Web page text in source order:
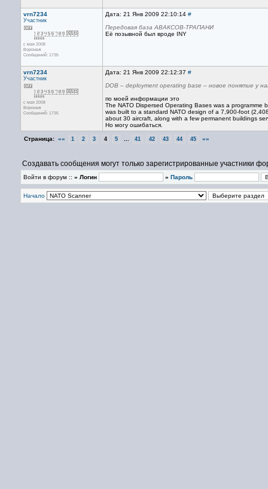
vrn7234
Участник
с мая 2008
Воронеж
Сообщений: 1735
Дата: 21 Янв 2009 22:10:14 #
Передовая база АВАКСОВ-ТРАПАНИ
Её позывной был вроде INY
vrn7234
Участник
с мая 2008
Воронеж
Сообщений: 1735
Дата: 21 Янв 2009 22:12:37 #
DOB – deployment operating base – новое понятие у
по моей информации это
The NATO Dispersed Operating Bases was a
was built to a standard NATO design of a 7,900-foot
about 30 aircraft, along with a few permanent buildings
Но могу ошибаться.
Страница: «« 1 2 3 4 5 41 42 43 44 45 »»
Создавать сообщения могут только зарегистрированные участники
Войти в форум :: » Логин » Пароль
Начало